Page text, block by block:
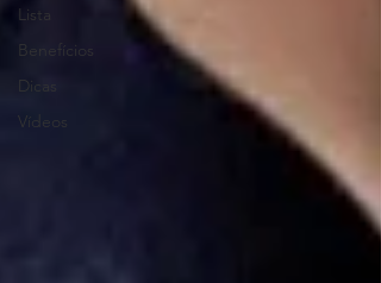
Lista
Benefícios
Dicas
Vídeos